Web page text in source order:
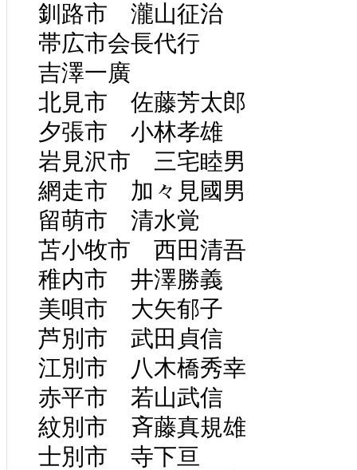
釧路市 瀧山征治
帯広市会長代行
吉澤一廣
北見市 佐藤芳太郎
夕張市 小林孝雄
岩見沢市 三宅睦男
網走市 加々見國男
留萌市 清水覚
苫小牧市 西田清吾
稚内市 井澤勝義
美唄市 大矢郁子
芦別市 武田貞信
江別市 八木橋秀幸
赤平市 若山武信
紋別市 斉藤真規雄
士別市 寺下亘